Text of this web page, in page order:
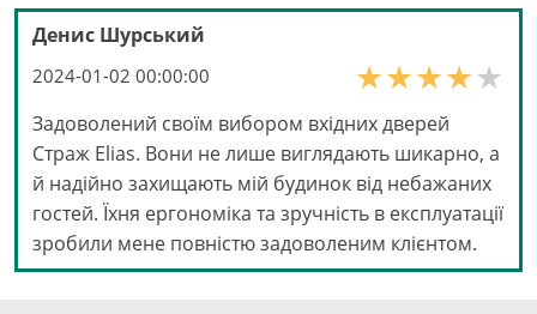
Денис Шурський
2024-01-02 00:00:00
Задоволений своїм вибором вхідних дверей
Страж Elias. Вони не лише виглядають шикарно, а
й надійно захищають мій будинок від небажаних
гостей. Їхня ергономіка та зручність в експлуатації
зробили мене повністю задоволеним клієнтом.